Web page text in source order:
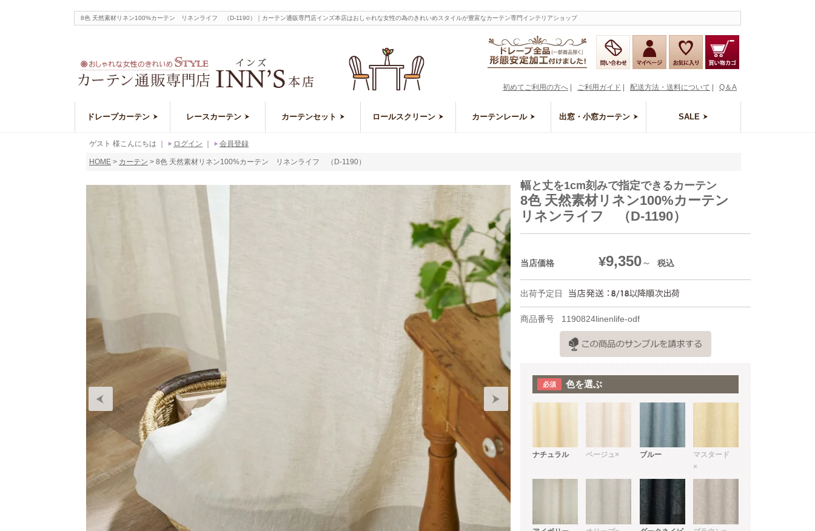
8色 天然素材リネン100%カーテン リネンライフ （D-1190）｜カーテン通販専門店インズ本店はおしゃれな女性の為のきれいめスタイルが豊富なカーテン専門インテリアショップ
Q＆A
配送方法・送料について
ご利用ガイド
初めてご利用の方へ
ドレープカーテン レースカーテン カーテンセット ロールスクリーン カーテンレール 出窓・小窓カーテン SALE
ゲスト 様こんにちは ログイン 会員登録
HOME カーテン 8色 天然素材リネン100%カーテン リネンライフ （D-1190）
幅と丈を1cm刻みで指定できるカーテン
8色 天然素材リネン100%カーテン
リネンライフ （D-1190）
当店価格 ¥9,350 税込
出荷予定日
商品番号 1190824linenlife-odf
色を選ぶ
ナチュラル ベージュ× ブルー
マスタード
×